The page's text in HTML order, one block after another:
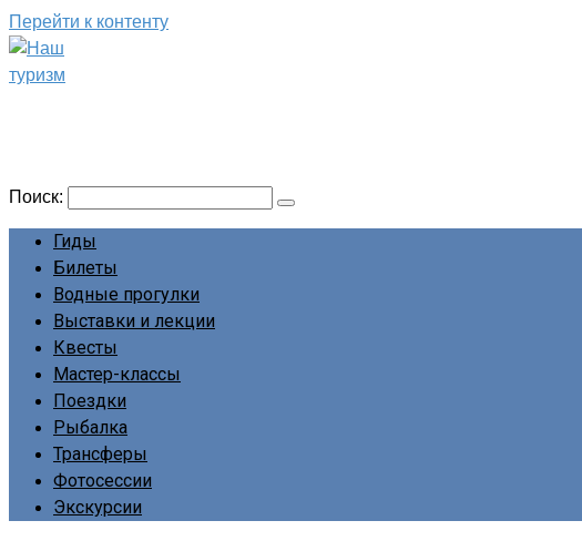
Перейти к контенту
Поиск:
Гиды
Билеты
Водные прогулки
Выставки и лекции
Квесты
Мастер-классы
Поездки
Рыбалка
Трансферы
Фотосессии
Экскурсии